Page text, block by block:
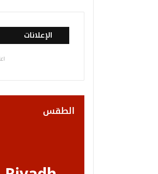
س
ب
ك
ي
ت
الإعلانات
الطقس